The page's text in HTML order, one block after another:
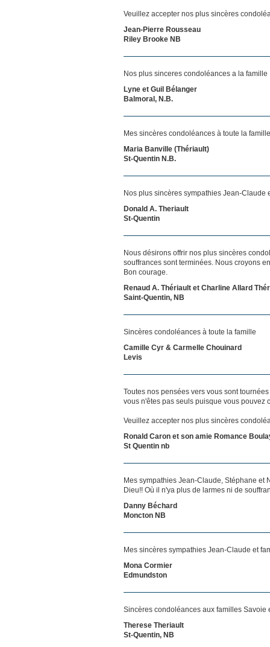
Veuillez accepter nos plus sincères
Jean-Pierre Rousseau
Riley Brooke NB
Nos plus sinceres condoléances a la famille
Lyne et Guil Bélanger
Balmoral, N.B.
Mes sincères condoléances à toute la famille
Maria Banville (Thériault)
St-Quentin N.B.
Nos plus sincères sympathies Jean-Claude
Donald A. Theriault
St-Quentin
Nous désirons offrir nos plus sincères
souffrances sont terminées. Nous croyons
Bon courage.
Renaud A. Thériault et Charline Allard
Saint-Quentin, NB
Sincères condoléances à toute la famille
Camille Cyr & Carmelle Chouinard
Levis
Toutes nos pensées vers vous sont
vous n'êtes pas seuls puisque vous pouvez
Veuillez accepter nos plus sincères
Ronald Caron et son amie Romance
St Quentin nb
Mes sympathies Jean-Claude, Stéphane et
Dieu!! Où il n'ya plus de larmes ni de
Danny Béchard
Moncton NB
Mes sincères sympathies Jean-Claude et
Mona Cormier
Edmundston
Sincères condoléances aux familles Savoie
Therese Theriault
St-Quentin, NB